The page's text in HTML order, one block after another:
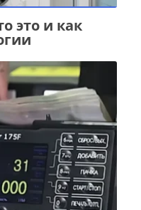
это и как